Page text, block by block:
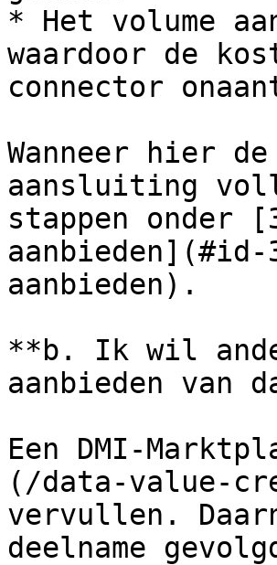
* Het volume
waardoor de
connector
Wanneer hier
aansluiting
stappen
aanbieden).
**b. Ik wil
aanbieden van
Een DMI-
(/data-value-
vervullen.
deelname